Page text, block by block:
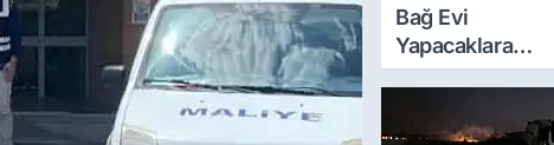
Bağ Evi
Yapacaklara
Yeni Dönem:
Arazilerinde